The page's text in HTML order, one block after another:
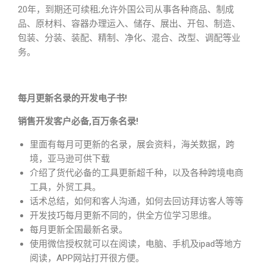
20年，到期还可续租;允许外国公司从事各种商品、制成
品、原材料、容器办理运入、储存、展出、开包、制造、
包装、分装、装配、精制、净化、混合、改型、调配等业
务。
每月更新名录的开发电子书!
销售开发客户必备,百万条名录!
里面有每月可更新的名录，展会资料，海关数据，跨
境，亚马逊可供下载
介绍了货代必备的工具更新超千种，以及各种跨境电商
工具，外贸工具。
话术总结，如何和客人沟通，如何去回访拜访客人等等
开发技巧每月更新不同的，供全方位学习思维。
每月更新全国最新名录。
使用微信授权就可以在阅读，电脑、手机及ipad等地方
阅读，APP网站打开很方便。